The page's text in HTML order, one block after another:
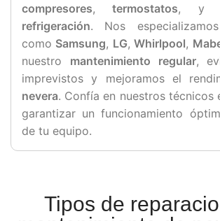
compresores,termostatos, y
refrigeración. Nos
como Samsung, LG,Whirlpool,
nuestro mantenimiento regular,
imprevistos y mejoramos el
nevera. Confía en nuestros técnicos
garantizar un funcionamiento
de tu equipo.
Tipos de